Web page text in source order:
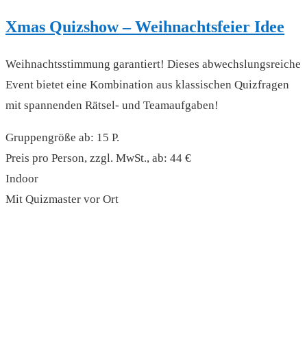
Xmas Quizshow – Weihnachtsfeier Idee
Weihnachtsstimmung garantiert! Dieses abwechslungsreiche
Event bietet eine Kombination aus klassischen Quizfragen
mit spannenden Rätsel- und Teamaufgaben!
Gruppengröße ab: 15 P.
Preis pro Person, zzgl. MwSt., ab: 44 €
Indoor
Mit Quizmaster vor Ort